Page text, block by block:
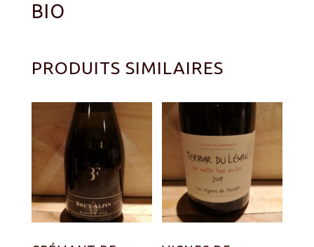
BIO
PRODUITS SIMILAIRES